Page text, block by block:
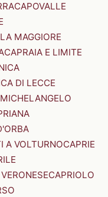
CAPOVALLE
MAGGIORE
CAPRAIA E LIMITE
DI LECCE
A VOLTURNOCAPRIE
CAPRIOLO